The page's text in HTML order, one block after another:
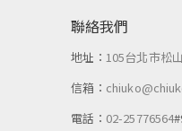
聯絡我們
地址：105台北市松
信箱：
電話： 02-25776564